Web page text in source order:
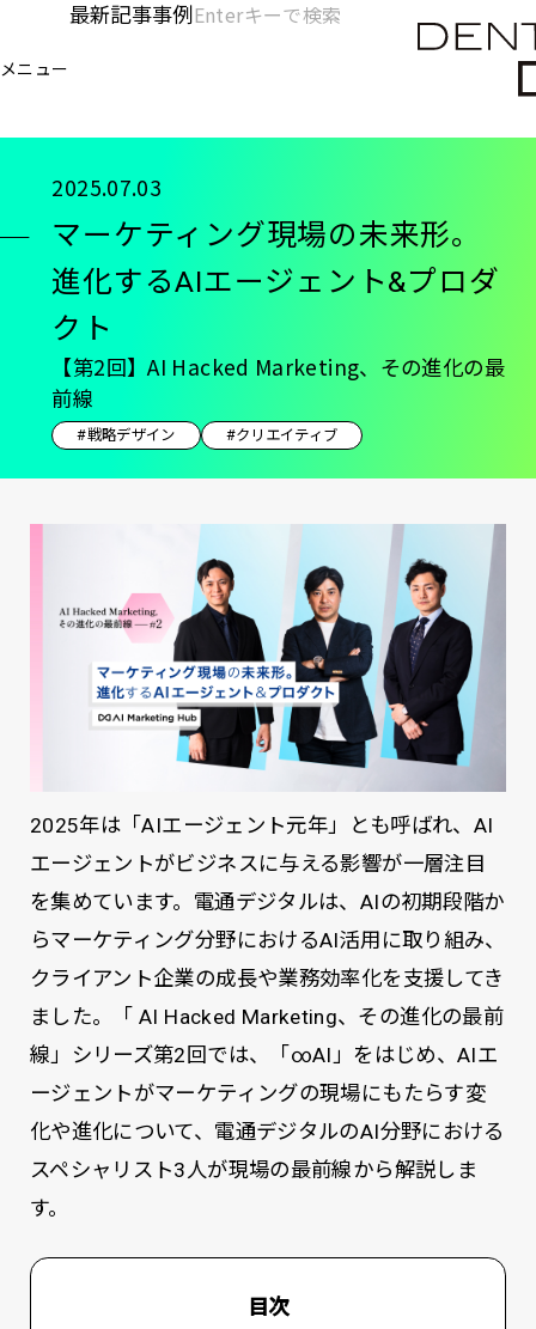
ン
ン
ツ
メニュー
[KC]
-
メ
イ
ン
最新記事事例
検
索
マ
マーケティング現場の未来形。
進化するAIエージェント&プロダ
クト
【第2回】AI Hacked Marketing、その進化の最
前線
2025.07.03
#戦略デザイン #クリエイティブ
2025年は「AIエージェント元年」とも呼ばれ、AI
エージェントがビジネスに与える影響が一層注目
を集めています。電通デジタルは、AIの初期段階か
らマーケティング分野におけるAI活用に取り組み、
クライアント企業の成長や業務効率化を支援してき
ました。「 AI Hacked Marketing、その進化の最前
線」シリーズ第2回では、「∞AI」をはじめ、AIエ
ージェントがマーケティングの現場にもたらす変
化や進化について、電通デジタルのAI分野における
スペシャリスト3人が現場の最前線から解説しま
す。
目次